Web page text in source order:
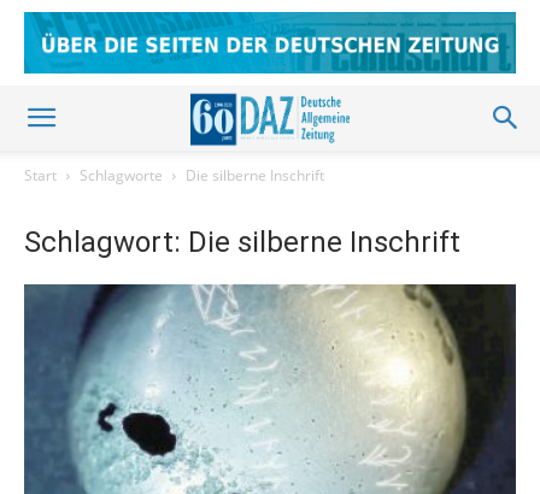
Start Schlagworte Die silberne Inschrift
Schlagwort: Die silberne Inschrift